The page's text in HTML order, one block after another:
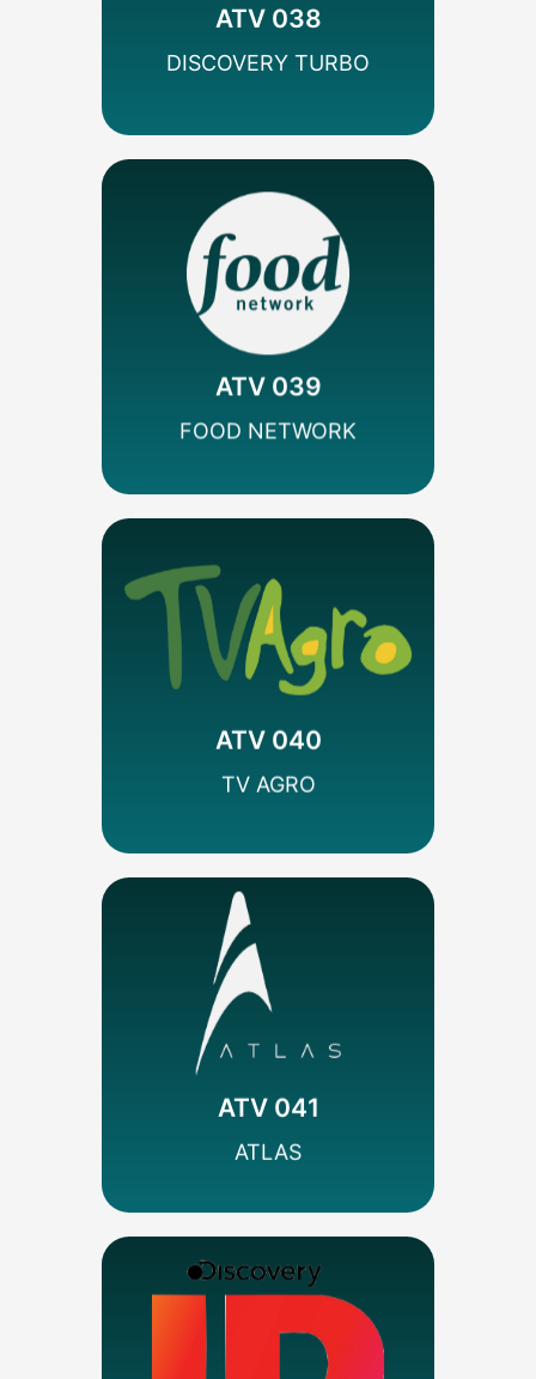
ATV 038
DISCOVERY TURBO
ATV 039
FOOD NETWORK
SEÑAL SD
Discovery
Estilo de Vida
Codificado
MÁS INFO
ATV 040
TV AGRO
Temático
Codificado
MÁS INFO
ATV 041
ATLAS
SEÑAL HD
Documental
MÁS INFO